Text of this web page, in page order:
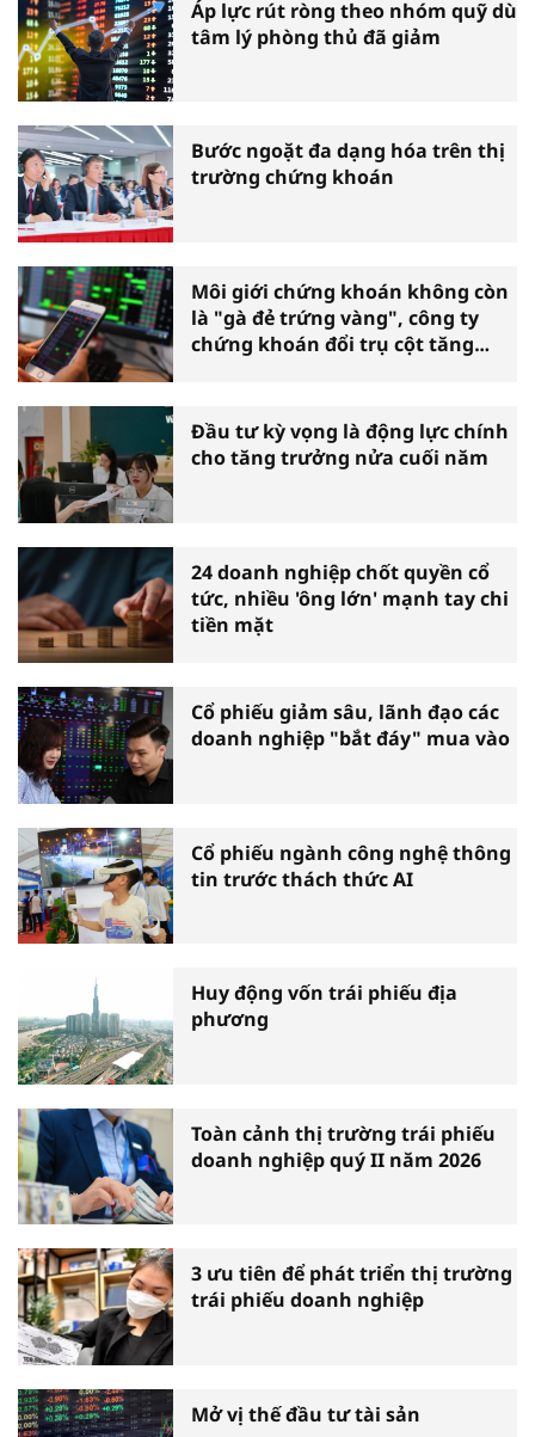
Áp lực rút ròng theo nhóm quỹ dù
tâm lý phòng thủ đã giảm
Bước ngoặt đa dạng hóa trên thị
trường chứng khoán
Môi giới chứng khoán không còn
là "gà đẻ trứng vàng", công ty
chứng khoán đổi trụ cột tăng
Đầu tư kỳ vọng là động lực chính
cho tăng trưởng nửa cuối năm
24 doanh nghiệp chốt quyền cổ
tức, nhiều 'ông lớn' mạnh tay chi
tiền mặt
Cổ phiếu giảm sâu, lãnh đạo các
doanh nghiệp "bắt đáy" mua vào
Cổ phiếu ngành công nghệ thông
tin trước thách thức AI
Huy động vốn trái phiếu địa
phương
Toàn cảnh thị trường trái phiếu
doanh nghiệp quý II năm 2026
3 ưu tiên để phát triển thị trường
trái phiếu doanh nghiệp
Mở vị thế đầu tư tài sản